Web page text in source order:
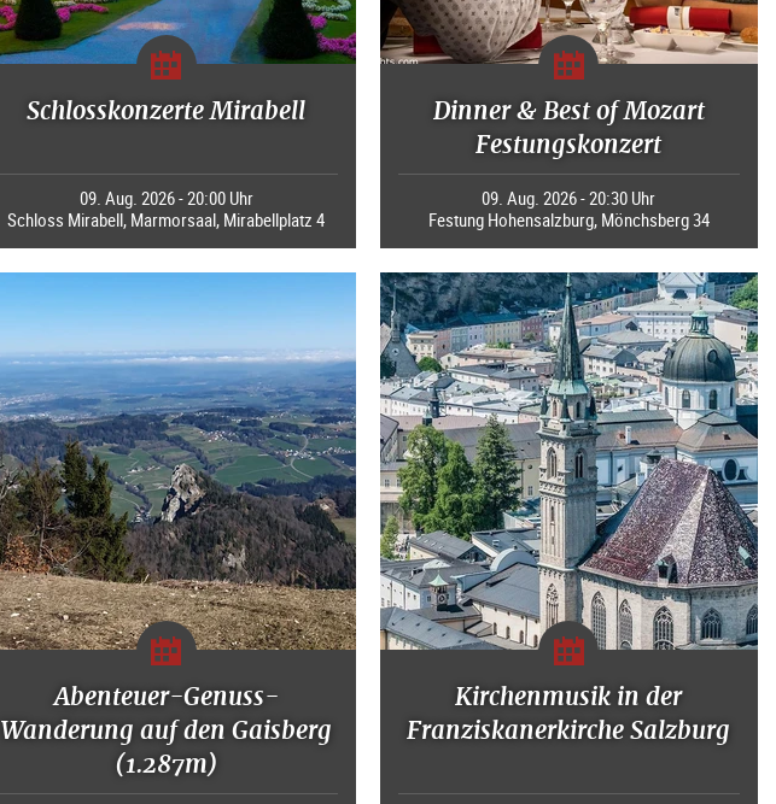
Schlosskonzerte Mirabell
09. Aug. 2026 - 20:00 Uhr
Schloss Mirabell, Marmorsaal, Mirabellplatz 4
Dinner & Best of Mozart
Festungskonzert
09. Aug. 2026 - 20:30 Uhr
Festung Hohensalzburg, Mönchsberg 34
Abenteuer-Genuss-
Wanderung auf den Gaisberg
(1.287m)
Kirchenmusik in der
Franziskanerkirche Salzburg